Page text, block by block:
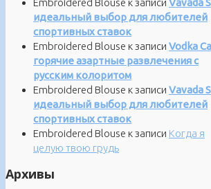
идеальный выбор для любителей
спортивных ставок
Embroidered Blouse к записи Vodka
горячие азартные развлечения с
русским колоритом
Embroidered Blouse к записи Vavada
идеальный выбор для любителей
спортивных ставок
Embroidered Blouse к записи Когда я
целую твою грудь
Архивы